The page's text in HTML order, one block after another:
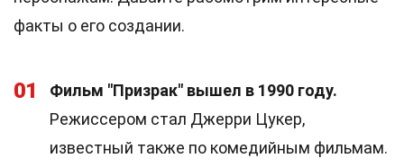
факты о его создании.
01
Фильм "Призрак" вышел в 1990 году.
Режиссером стал Джерри Цукер,
известный также по комедийным фильмам.